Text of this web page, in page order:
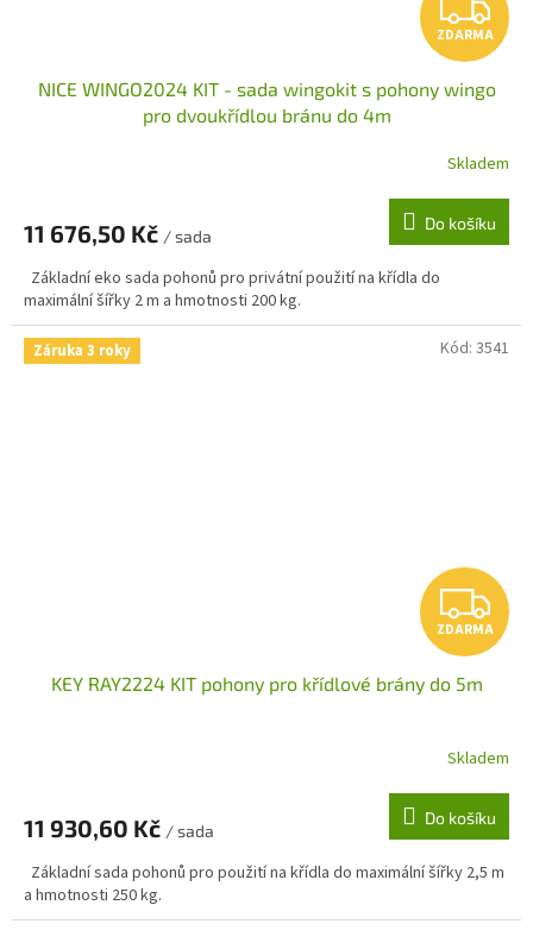
D
A
R
M
A
ZDARMA
NICE WINGO2024 KIT - sada wingokit s pohony wingo
pro dvoukřídlou bránu do 4m
Skladem
11 676,50 Kč / sada
Do košíku
Základní eko sada pohonů pro privátní použití na křídla do
maximální šířky 2 m a hmotnosti 200 kg.
Záruka 3 roky
Z
D
R
M
A
ZDARMA
KEY RAY2224 KIT pohony pro křídlové brány do 5m
Skladem
11 930,60 Kč / sada
Do košíku
Základní sada pohonů pro použití na křídla do maximální šířky 2,5 m
a hmotnosti 250 kg.
Kód: 3541